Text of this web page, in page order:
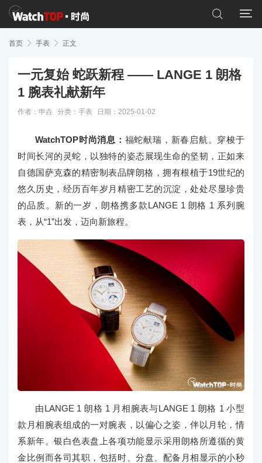


首页  手表  正文
一元复始 蛇跃新程 —— LANGE 1 朗格
1 腕表礼献新年
作者：申垚 分类： 手表 日期：2025-01-02
WatchTOP时尚消息： 福蛇献瑞，新春启航。穿梭于
时间长河的灵蛇，以独特的姿态展现生命的坚韧，正如来
自德国萨克森的精密制表品牌朗格，拥有根植于19世纪的
悠久历史，经历百年岁月精密工艺的沉淀，处处尽显珍贵
的品质。新的一岁，朗格携多款LANGE 1 朗格 1 系列腕
表，从“1”出发，迈向新旅程。
由LANGE 1 朗格 1 月相腕表与LANGE 1 朗格 1 小型
款月相腕表组成的一对腕表，以偏心之姿，伴以月轮，情
系新年。银白色表盘上各项功能显示采用朗格所遵循的黄
金比例而各司其职，包括时、分盘、配备月相显示的小秒